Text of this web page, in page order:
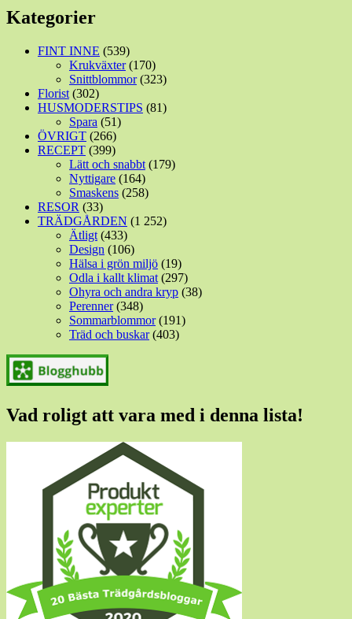
Kategorier
FINT INNE (539)
Krukväxter(170)
Snittblommor(323)
Florist (302)
HUSMODERSTIPS (81)
Spara (51)
ÖVRIGT (266)
RECEPT (399)
Lätt och snabbt (179)
Nyttigare (164)
Smaskens (258)
RESOR (33)
TRÄDGÅRDEN (1 252)
Ätligt (433)
Design (106)
Hälsa i grön miljö (19)
Odla i kallt klimat (297)
Ohyra och andra kryp (38)
Perenner(348)
Sommarblommor(191)
Träd och buskar(403)
Vad roligt att vara med i denna lista!